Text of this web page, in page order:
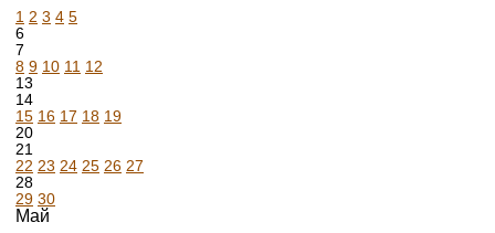
1 2 3 4 5
6
7
8 9 10 11 12
13
14
15 16 17 18 19
20
21
22 23 24 25 26 27
28
29 30
Май